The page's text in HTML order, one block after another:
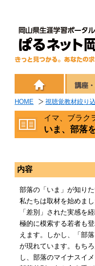
HOME 視聴覚教材絞り
イマ、ブラク
いま、部落
内容
部落の「いま」が知り
私たちは取材を始めま
「差別」された実感を
極的に模索する若者も
えます。しかし、「部
が現れています。もち
し、部落のマイナスイ